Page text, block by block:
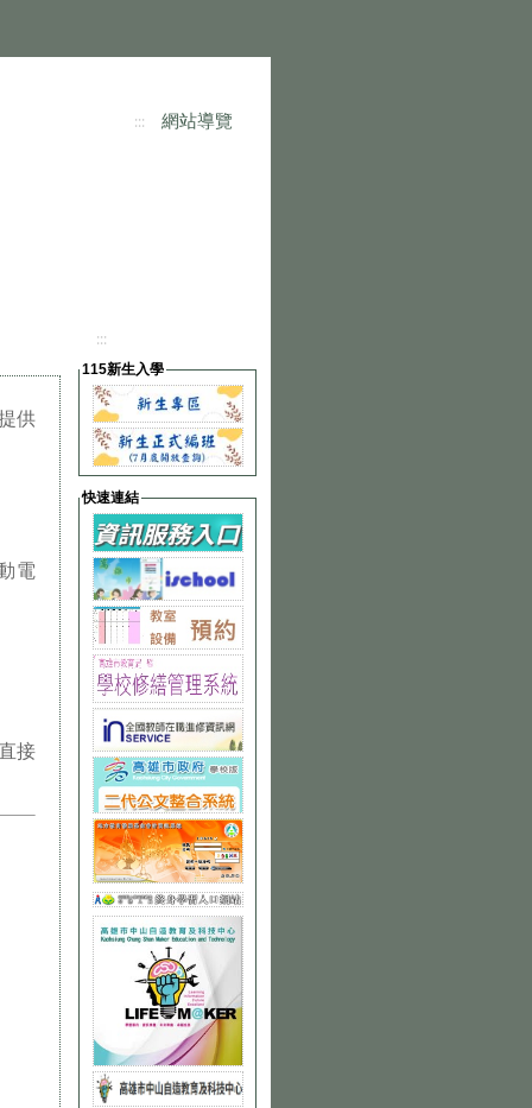
::: 網站導覽
供
電
接
:::
115新生入學
快速連結